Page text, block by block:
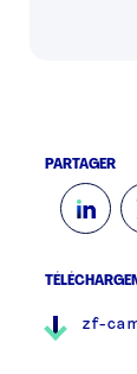
PARTAGER
zf-